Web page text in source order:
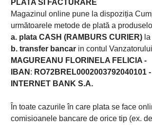
PLATA SI FACTURARE
Magazinul online pune la dispoziția
următoarele metode de plată a
a. plata CASH (RAMBURS CURIER)
b. transfer bancar in contul
MAGUREANU FLORINELA FELICIA -
IBAN : RO72BREL0002003792040101
INTERNET BANK S.A.
În toate cazurile în care plata se face
comisioanele bancare de orice tip (ex.